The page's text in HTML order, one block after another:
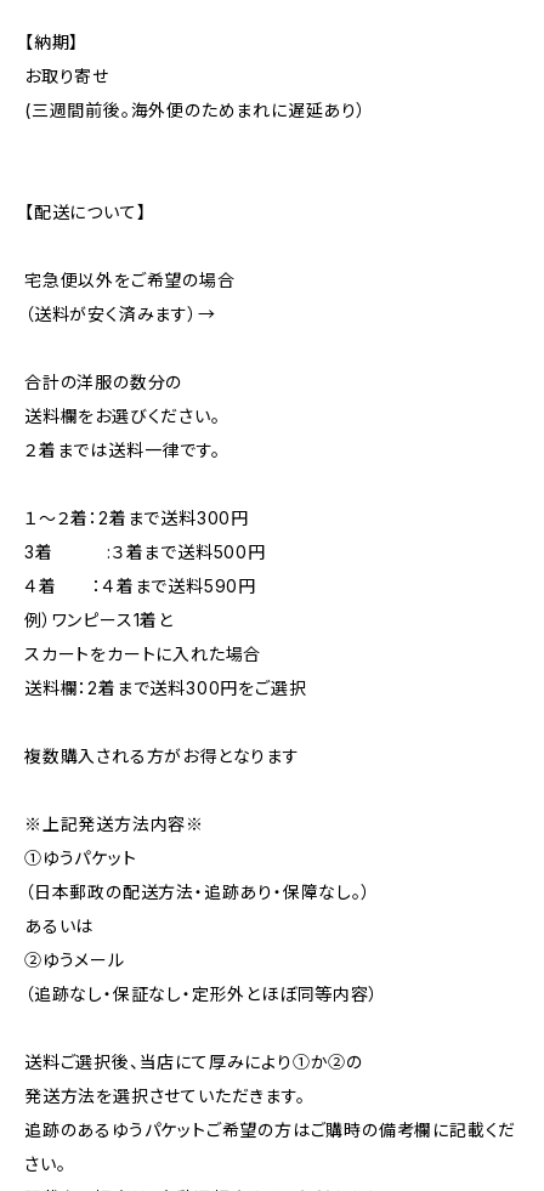
【納期】
お取り寄せ
(三週間前後。海外便のためまれに遅延あり）
【配送について】
宅急便以外をご希望の場合
（送料が安く済みます）→
合計の洋服の数分の
送料欄をお選びください。
２着までは送料一律です。
１～２着：2着まで送料300円
3着 :３着まで送料500円
４着 ：４着まで送料590円
例）ワンピース1着と
スカートをカートに入れた場合
送料欄：2着まで送料300円をご選択
複数購入される方がお得となります
※上記発送方法内容※
①ゆうパケット
（日本郵政の配送方法・追跡あり・保障なし。）
あるいは
②ゆうメール
（追跡なし・保証なし・定形外とほぼ同等内容）
送料ご選択後、当店にて厚みにより①か②の
発送方法を選択させていただきます。
追跡のあるゆうパケットご希望の方はご購時の備考欄に記載くだ
さい。